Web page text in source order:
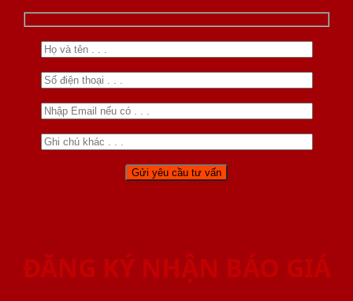
ĐĂNG KÝ NHẬN BÁO GIÁ